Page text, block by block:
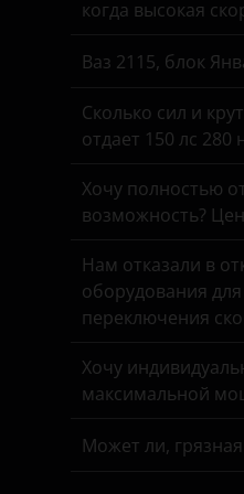
Lexus
Luxgen
Mazda
Mercedes
Mitsubishi
Nissan
когда высокая
Ваз 2115, блок
Сколько сил и
отдает 150 лс 280
Хочу полностью
возможность?
Нам отказали в
оборудования
переключения
Хочу
максимальной
Может ли,